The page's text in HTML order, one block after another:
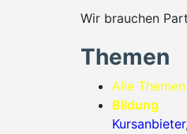
Wir brauchen
Themen
Alle
Bildung
Kursanbieter,